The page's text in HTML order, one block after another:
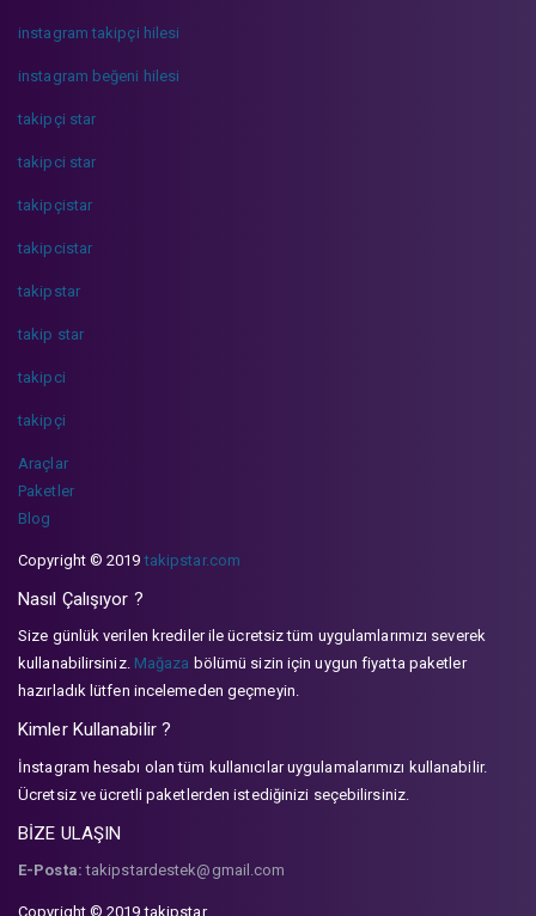
instagram takipçi hilesi
instagram beğeni hilesi
takipçi star
takipci star
takipçistar
takipcistar
takipstar
takip star
takipci
takipçi
Araçlar
Paketler
Blog
Copyright © 2019takipstar.com
Nasıl Çalışıyor ?
Size günlük verilen krediler ile ücretsiz tüm uygulamlarımızı severek
kullanabilirsiniz. Mağaza bölümü sizin için uygun fiyatta paketler
hazırladık lütfen incelemeden geçmeyin.
Kimler Kullanabilir ?
İnstagram hesabı olan tüm kullanıcılar uygulamalarımızı kullanabilir.
Ücretsiz ve ücretli paketlerden istediğinizi seçebilirsiniz.
BİZE ULAŞIN
E-Posta: takipstardestek@gmail.com
Copyright © 2019 takipstar.